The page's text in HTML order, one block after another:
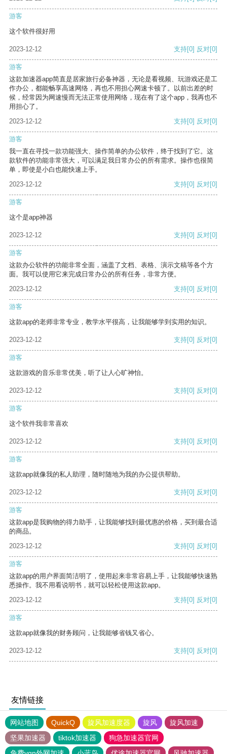
游客
这个软件很好用
2023-12-12 支持[0] 反对[0]
游客
这款加速器app简直是居家旅行必备神器，无论是看视频、玩游戏还是工
作办公，都能畅享高速网络，再也不用担心网速卡顿了。以前出差的时
候，经常因为网速慢而无法正常使用网络，现在有了这个app，我再也不
用担心了。
2023-12-12
支持[0] 反对[0]
游客
我一直在寻找一款功能强大、操作简单的办公软件，终于找到了它。这
款软件的功能非常强大，可以满足我日常办公的所有需求。操作也很简
单，即使是小白也能快速上手。
2023-12-12
支持[0] 反对[0]
游客
这个是app神器
2023-12-12 支持[0] 反对[0]
游客
这款办公软件的功能非常全面，涵盖了文档、表格、演示文稿等各个方
面。我可以使用它来完成日常办公的所有任务，非常方便。
2023-12-12
支持[0] 反对[0]
游客
这款app的老师非常专业，教学水平很高，让我能够学到实用的知识。
2023-12-12 支持[0] 反对[0]
游客
这款游戏的音乐非常优美，听了让人心旷神怡。
2023-12-12 支持[0] 反对[0]
游客
这个软件我非常喜欢
2023-12-12 支持[0] 反对[0]
游客
这款app就像我的私人助理，随时随地为我的办公提供帮助。
2023-12-12 支持[0] 反对[0]
游客
这款app是我购物的得力助手，让我能够找到最优惠的价格，买到最合适
的商品。
2023-12-12
支持[0] 反对[0]
游客
这款app的用户界面简洁明了，使用起来非常容易上手，让我能够快速熟
悉操作。我不用看说明书，就可以轻松使用这款app。
2023-12-12
支持[0] 反对[0]
游客
这款app就像我的财务顾问，让我能够省钱又省心。
2023-12-12 支持[0] 反对[0]
友情链接
网站地图 QuickQ 旋风加速度器 旋风
旋风加速
坚果加速器
tiktok加速器
狗急加速器官网